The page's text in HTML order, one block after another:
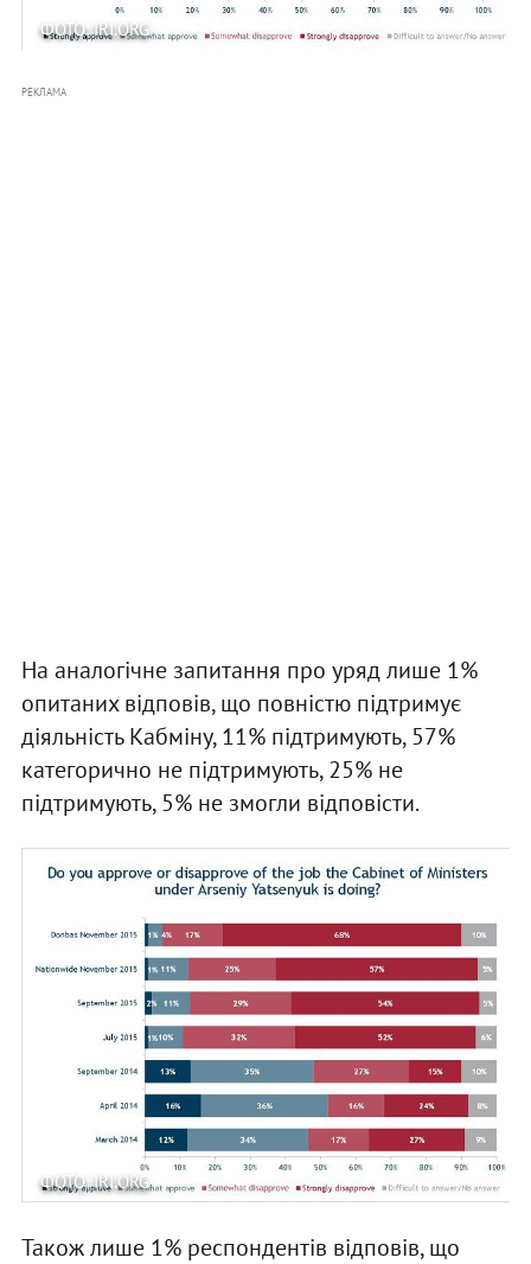
ФОТО: IRI.ORG
РЕКЛАМА
На аналогічне запитання про уряд лише 1%
опитаних відповів, що повністю підтримує
діяльність Кабміну, 11% підтримують, 57%
категорично не підтримують, 25% не
підтримують, 5% не змогли відповісти.
ФОТО: IRI.ORG
Також лише 1% респондентів відповів, що